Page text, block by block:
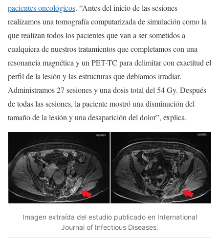
pacientes oncológicos. “Antes del inicio de las sesiones
realizamos una tomografía computarizada de simulación como la
que realizan todos los pacientes que van a ser sometidos a
cualquiera de nuestros tratamientos que completamos con una
resonancia magnética y un PET-TC para delimitar con exactitud el
perfil de la lesión y las estructuras que debíamos irradiar.
Administramos 27 sesiones y una dosis total del 54 Gy. Después
de todas las sesiones, la paciente mostró una disminución del
tamaño de la lesión y una desaparición del dolor”, explica.
Imagen extraída del estudio publicado en International
Journal of Infectious Diseases.